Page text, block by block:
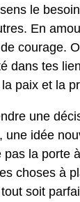
le
En
courage.
dans tes
paix et la
une
idée
la porte
choses à
soit